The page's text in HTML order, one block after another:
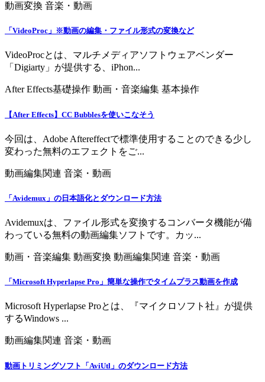
動画変換 音楽・動画
「VideoProc」※動画の編集・ファイル形式の変換など
VideoProcとは、マルチメディアソフトウェアベンダー
「Digiarty」が提供する、iPhon...
After Effects基礎操作 動画・音楽編集 基本操作
【After Effects】CC Bubblesを使いこなそう
今回は、Adobe Aftereffectで標準使用することのできる少し
変わった無料のエフェクトをご...
動画編集関連 音楽・動画
「Avidemux」の日本語化とダウンロード方法
Avidemuxは、ファイル形式を変換するコンバータ機能が備
わっている無料の動画編集ソフトです。カッ...
動画・音楽編集 動画変換 動画編集関連 音楽・動画
「Microsoft Hyperlapse Pro」簡単な操作でタイムプラス動画を作成
Microsoft Hyperlapse Proとは、『マイクロソフト社』が提供
するWindows ...
動画編集関連 音楽・動画
動画トリミングソフト「AviUtl」のダウンロード方法